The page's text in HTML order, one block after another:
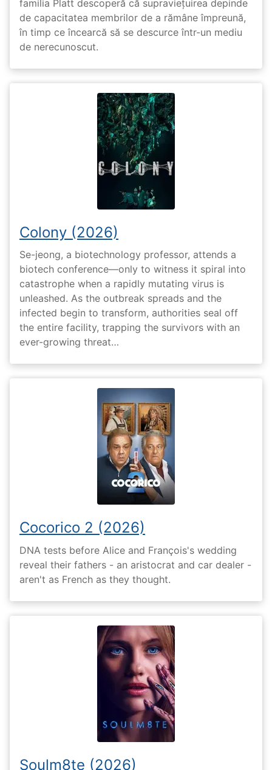
familia Platt descoperă că supraviețuirea depinde
de capacitatea membrilor de a rămâne împreună,
în timp ce încearcă să se descurce într-un mediu
de nerecunoscut.
Colony (2026)
Se-jeong, a biotechnology professor, attends a
biotech conference—only to witness it spiral into
catastrophe when a rapidly mutating virus is
unleashed. As the outbreak spreads and the
infected begin to transform, authorities seal off
the entire facility, trapping the survivors with an
ever-growing threat…
Cocorico 2 (2026)
DNA tests before Alice and François's wedding
reveal their fathers - an aristocrat and car dealer -
aren't as French as they thought.
Soulm8te (2026)